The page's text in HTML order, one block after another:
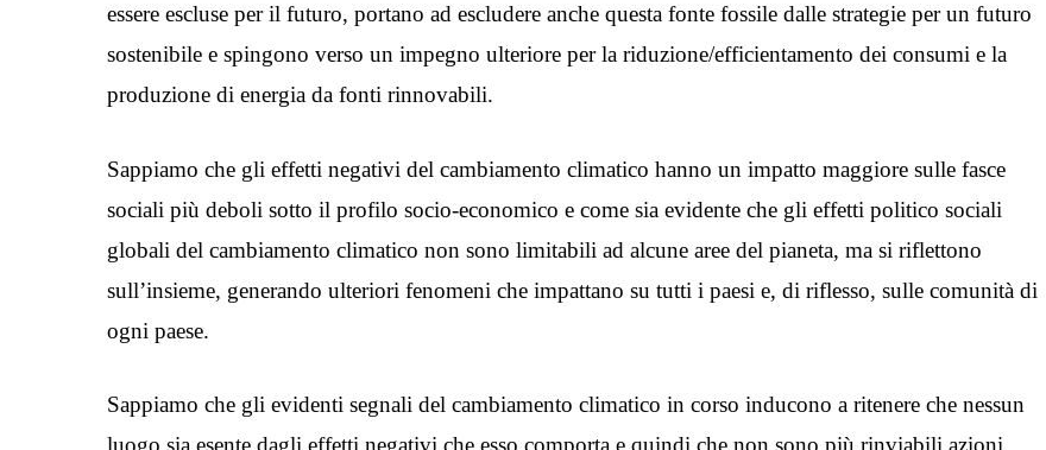
essere escluse per il futuro, portano ad escludere anche questa fonte fossile dalle strategie per un futuro
sostenibile e spingono verso un impegno ulteriore per la riduzione/efficientamento dei consumi e la
produzione di energia da fonti rinnovabili.
Sappiamo che gli effetti negativi del cambiamento climatico hanno un impatto maggiore sulle fasce
sociali più deboli sotto il profilo socio-economico e come sia evidente che gli effetti politico sociali
globali del cambiamento climatico non sono limitabili ad alcune aree del pianeta, ma si riflettono
sull’insieme, generando ulteriori fenomeni che impattano su tutti i paesi e, di riflesso, sulle comunità di
ogni paese.
Sappiamo che gli evidenti segnali del cambiamento climatico in corso inducono a ritenere che nessun
luogo sia esente dagli effetti negativi che esso comporta e quindi che non sono più rinviabili azioni,